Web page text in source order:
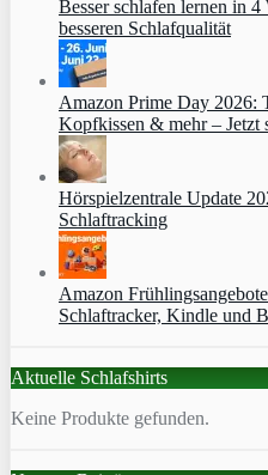
Besser schlafen lernen in
besseren Schlafqualität
Amazon Prime Day 2026:
Kopfkissen & mehr – Jetzt
Hörspielzentrale Update
Schlaftracking
Amazon
Schlaftracker, Kindle und
Aktuelle Schlafshirts
Keine Produkte gefunden.